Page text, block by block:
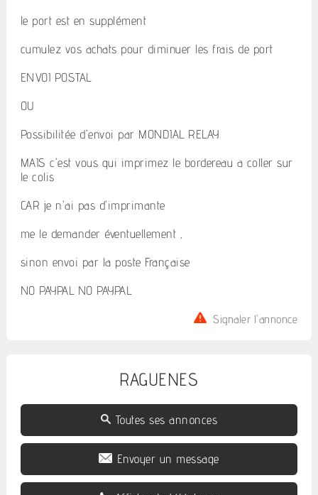
le port est en supplément
cumulez vos achats pour diminuer les frais de port
ENVOI POSTAL
OU
Possibilitée d'envoi par MONDIAL RELAY
MAIS c'est vous qui imprimez le bordereau a coller sur
le colis
CAR je n'ai pas d'imprimante
me le demander éventuellement ,
sinon envoi par la poste Française
NO PAYPAL NO PAYPAL
Signaler l'annonce
RAGUENES
Toutes ses annonces
Envoyer un message